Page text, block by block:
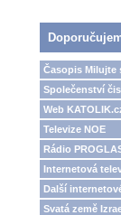
Časopis Milujte
Společenství
Web
Televize NOE
Rádio
Internetová
Další
Svatá země